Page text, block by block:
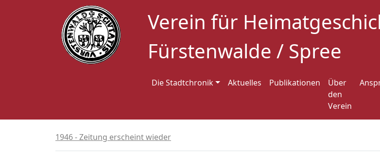
Verein für
Fürstenwalde / Spree
Die Stadtchronik Aktuelles Publikationen
Über
den
Verein
1946 - Zeitung erscheint wieder